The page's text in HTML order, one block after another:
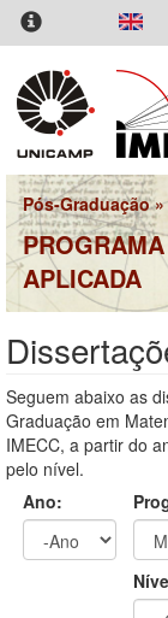
Pular
para
conteúdo
principal
Pós-Graduação»
APLICADA
Seguem abaixo as
Graduação em
IMECC, a partir do
pelo nível.
Ano: